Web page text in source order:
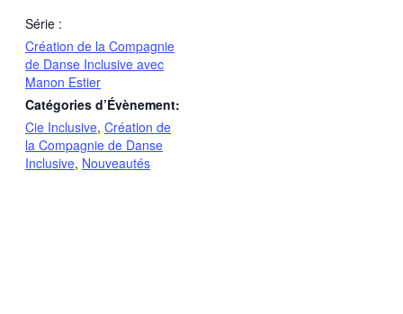
Série :
Création de la Compagnie
de Danse Inclusive avec
Manon Estier
Catégories d’Évènement:
Cie Inclusive, Création de
la Compagnie de Danse
Inclusive, Nouveautés